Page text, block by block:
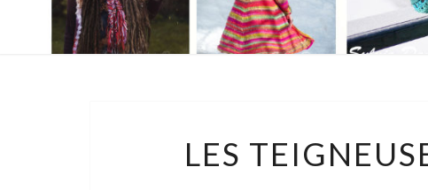
LES